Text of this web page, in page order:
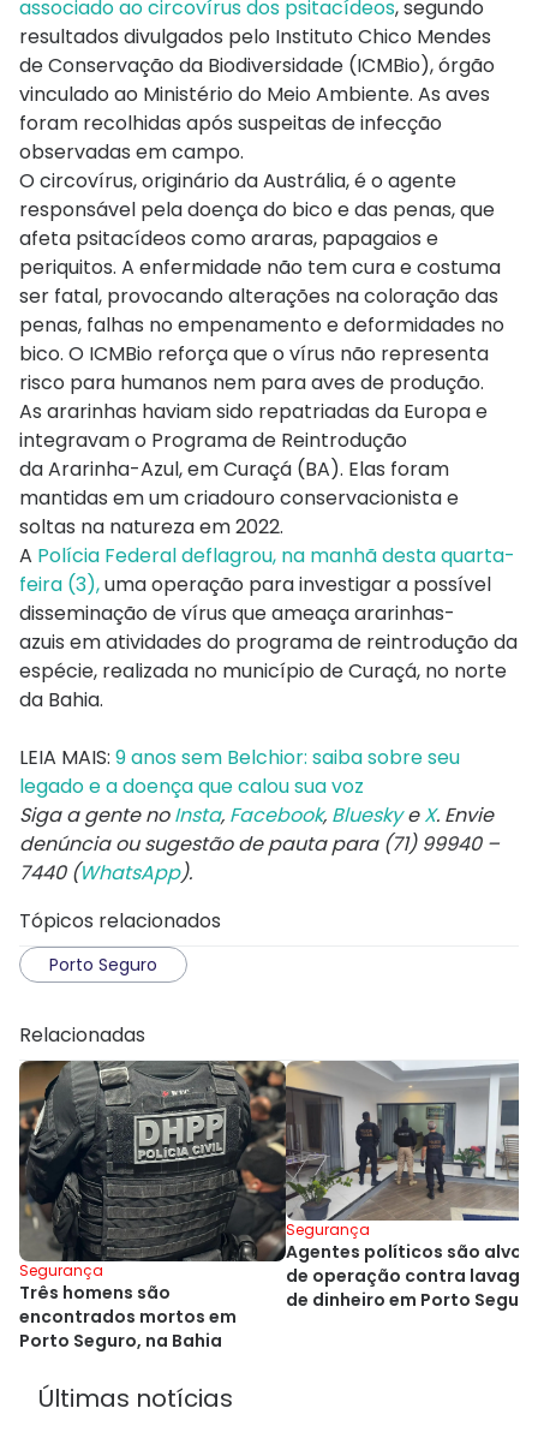
associado aocircovírusdos psitacídeos, segundo
resultados divulgados pelo Instituto Chico Mendes
de Conservação da Biodiversidade (ICMBio), órgão
vinculado ao Ministério do Meio Ambiente. As aves
foram recolhidas após suspeitas de infecção
observadas em campo.
O circovírus, originário da Austrália, é o agente
responsável pela doença do bico e das penas, que
afeta psitacídeos como araras, papagaios e
periquitos. A enfermidade não tem cura e costuma
ser fatal, provocando alterações na coloração das
penas, falhas no empenamento e deformidades no
bico. O ICMBio reforça que o vírus não representa
risco para humanos nem para aves de produção.
As ararinhas haviam sido repatriadas da Europa e
integravam o Programa de Reintrodução
daArarinha-Azul, em Curaçá (BA). Elas foram
mantidas em um criadouro conservacionista e
soltas na natureza em 2022.
A Polícia Federal deflagrou, na manhã desta quarta-
feira (3),uma operação para investigar a possível
disseminação de vírus que ameaçaararinhas-
azuis em atividades do programa de reintrodução da
espécie, realizada no município de Curaçá, no norte
da Bahia.
LEIA MAIS: 9 anos sem Belchior: saiba sobre seu
legado e a doença que calou sua voz
Siga a gente noInsta, Facebook, BlueskyeX. Envie
denúncia ou sugestão de pauta para (71) 99940 –
7440 (WhatsApp).
Tópicos relacionados
Porto Seguro
Relacionadas
Segurança
Três homens são
encontrados mortos em
Porto Seguro, na Bahia
Segurança
Agentes políticos são alvos
de operação contra
de dinheiro em Porto Seguro
Últimas notícias